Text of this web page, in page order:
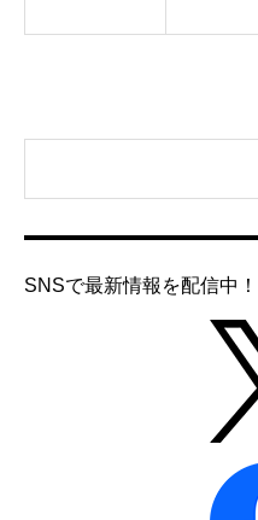
SNSで最新情報を配信中！